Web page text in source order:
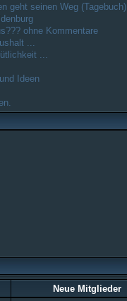
geht seinen Weg (Tagebuch)
ohne Kommentare
...
...
Ideen
Neue Mitglieder